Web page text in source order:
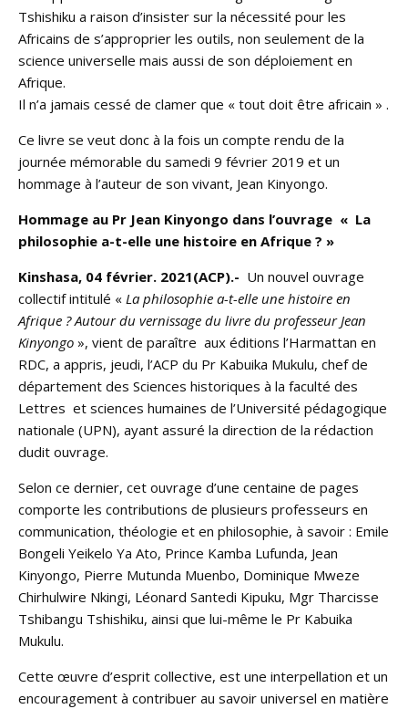
Tshishiku a raison d’insister sur la nécessité pour les
Africains de s’approprier les outils, non seulement de la
science universelle mais aussi de son déploiement en
Afrique.
Il n’a jamais cessé de clamer que « tout doit être africain » .
Ce livre se veut donc à la fois un compte rendu de la
journée mémorable du samedi 9 février 2019 et un
hommage à l’auteur de son vivant, Jean Kinyongo.
Hommage au Pr Jean Kinyongo dans l’ouvrage « La
philosophie a-t-elle une histoire en Afrique ? »
Kinshasa, 04 février. 2021(ACP).- Un nouvel ouvrage
collectif intitulé « La philosophie a-t-elle une histoire en
Afrique ? Autour du vernissage du livre du professeur Jean
Kinyongo », vient de paraître aux éditions l’Harmattan en
RDC, a appris, jeudi, l’ACP du Pr Kabuika Mukulu, chef de
département des Sciences historiques à la faculté des
Lettres et sciences humaines de l’Université pédagogique
nationale (UPN), ayant assuré la direction de la rédaction
dudit ouvrage.
Selon ce dernier, cet ouvrage d’une centaine de pages
comporte les contributions de plusieurs professeurs en
communication, théologie et en philosophie, à savoir : Emile
Bongeli Yeikelo Ya Ato, Prince Kamba Lufunda, Jean
Kinyongo, Pierre Mutunda Muenbo, Dominique Mweze
Chirhulwire Nkingi, Léonard Santedi Kipuku, Mgr Tharcisse
Tshibangu Tshishiku, ainsi que lui-même le Pr Kabuika
Mukulu.
Cette œuvre d’esprit collective, est une interpellation et un
encouragement à contribuer au savoir universel en matière